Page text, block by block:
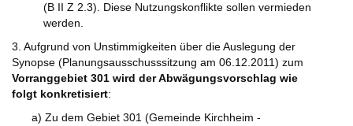
(B II Z 2.3). Diese Nutzungskonflikte sollen vermieden
werden.
3. Aufgrund von Unstimmigkeiten über die Auslegung der
Synopse (Planungsausschusssitzung am 06.12.2011) zum
Vorranggebiet 301 wird der Abwägungsvorschlag wie
folgt konkretisiert:
a) Zu dem Gebiet 301 (Gemeinde Kirchheim -